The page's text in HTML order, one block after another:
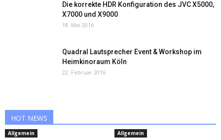
Die korrekte HDR Konfiguration des JVC X5000,
X7000 und X9000
18. Mai 2016
Quadral Lautsprecher Event & Workshop im
Heimkinoraum Köln
22. Februar 2016
HOT NEWS
Allgemein Allgemein